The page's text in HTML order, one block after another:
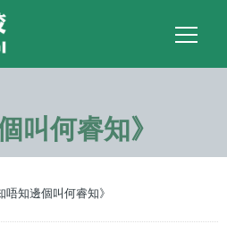
叫何睿知》
知邊個叫何睿知》